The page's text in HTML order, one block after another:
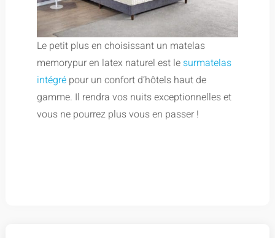
Le petit plus en choisissant un matelas
memorypur en latex naturel est le surmatelas
intégrépour un confort d’hôtels haut de
gamme. Il rendra vos nuits exceptionnelles et
vous ne pourrez plus vous en passer !